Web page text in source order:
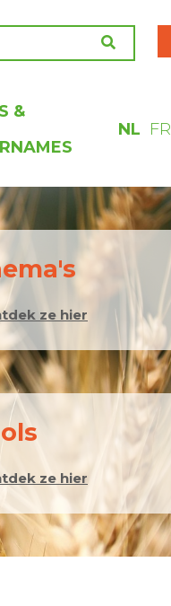
&
NL FR
ze hier
ze hier